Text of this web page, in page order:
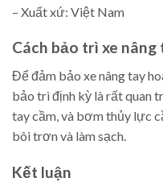
– Xuất xứ: Việt Nam
Cách bảo trì xe nâng
Để đảm bảo xe nâng tay
bảo trì định kỳ là rất quan
tay cầm, và bơm thủy lực
bôi trơn và làm sạch.
Kết luận